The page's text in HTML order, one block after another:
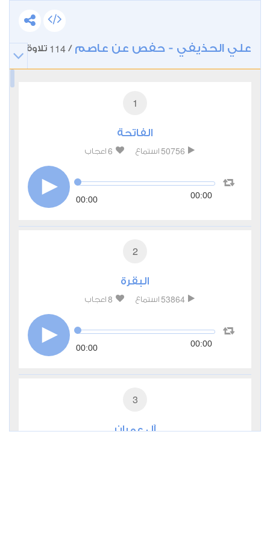
علي الحذيفي - حفص عن عاصم /
114 تلاوة
1
الفاتحة
50756 استماع 6 اعجاب
00:00 00:00
2
البقرة
53864 استماع 8 اعجاب
00:00 00:00
3
آل عمران